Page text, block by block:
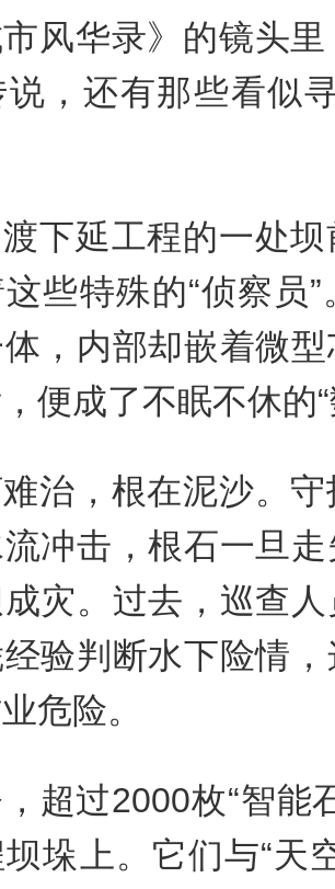
市风华录》的镜头
，还有那些看似
下延工程的一处
些特殊的“侦察员
，内部却嵌着微
便成了不眠不休的
治，根在泥沙。
冲击，根石一旦
灾。过去，巡查
验判断水下险情
危险。
超过2000枚“智能
垛上。它们与“天